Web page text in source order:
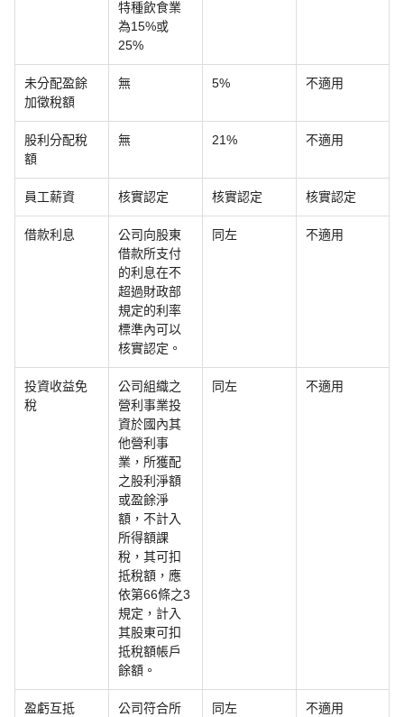
特種飲食業
為15%或
25%
未分配盈餘
加徵稅額
無 5% 不適用
股利分配稅
額
無 21% 不適用
員工薪資 核實認定 核實認定 核實認定
借款利息
公司向股東
借款所支付
的利息在不
超過財政部
規定的利率
標準內可以
核實認定。
同左 不適用
投資收益免
稅
公司組織之
營利事業投
資於國內其
他營利事
業，所獲配
之股利淨額
或盈餘淨
額，不計入
所得額課
稅，其可扣
抵稅額，應
依第66條之3
規定，計入
其股東可扣
抵稅額帳戶
餘額。
同左 不適用
盈虧互抵
公司符合所
同左 不適用